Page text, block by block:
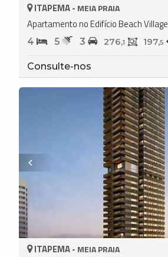
ITAPEMA - MEIA PRAIA
Apartamento no Edifício Beach Village
4 5 3 276,1 197,5
Consulte-nos
ITAPEMA - MEIA PRAIA